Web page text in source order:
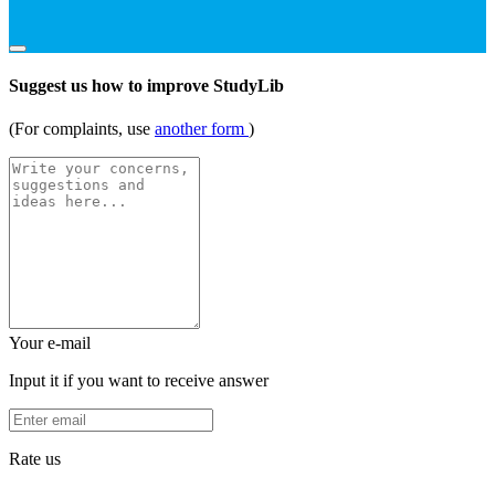
Suggest us how to improve StudyLib
(For complaints, use another form )
Your e-mail
Input it if you want to receive answer
Rate us